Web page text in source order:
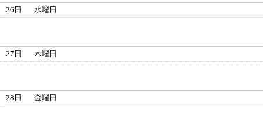
26日 水曜日
27日 木曜日
28日 金曜日